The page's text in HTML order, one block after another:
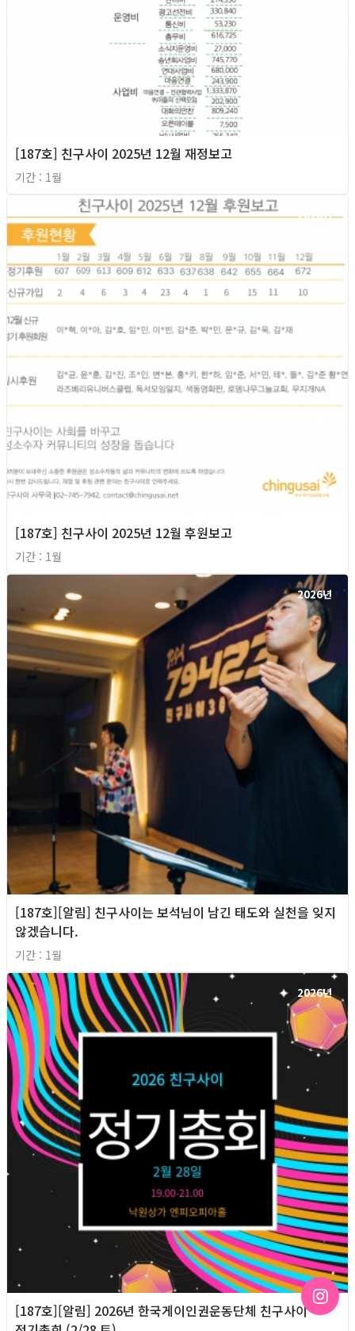
[187호] 친구사이 2025년 12월 재정보고
기간 : 1월
2026년
[187호] 친구사이 2025년 12월 후원보고
기간 : 1월
2026년
[187호][알림] 친구사이는 보석님이 남긴 태도와 실천을 잊지
않겠습니다.
기간 : 1월
2026년
[187호][알림] 2026년 한국게이인권운동단체 친구사이